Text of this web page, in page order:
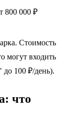
800 000 ₽
Стоимость
могут входить
100 ₽/день).
что